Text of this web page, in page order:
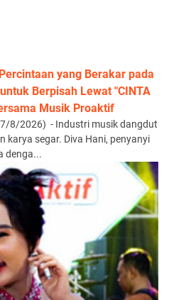
yang Berakar pada
Berpisah Lewat "CINTA
Musik Proaktif
8/2026) - Industri musik dangdut
karya segar. Diva Hani, penyanyi
denga...